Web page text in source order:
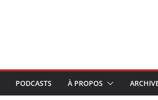
PODCASTS À PROPOS